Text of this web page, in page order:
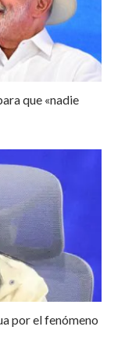
que «nadie
por el fenómeno